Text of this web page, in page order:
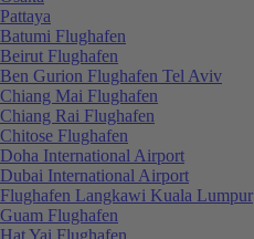
Pattaya
Batumi Flughafen
Beirut Flughafen
Ben Gurion Flughafen Tel Aviv
Chiang Mai Flughafen
Chiang Rai Flughafen
Chitose Flughafen
Doha International Airport
Dubai International Airport
Flughafen Langkawi Kuala Lumpur
Guam Flughafen
Hat Yai Flughafen